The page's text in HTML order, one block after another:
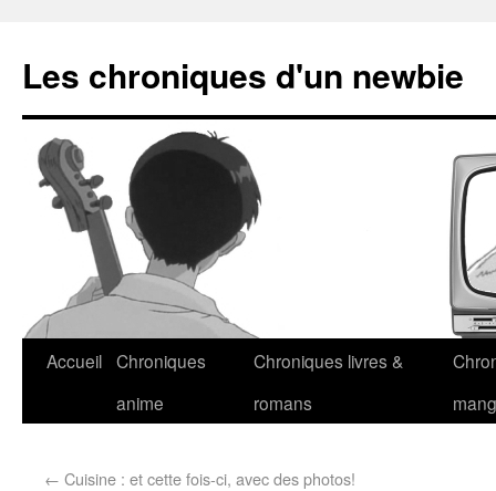
Les chroniques d'un newbie
Accueil Chroniques
anime
Chroniques livres &
romans
← Cuisine : et cette fois-ci, avec des photos!